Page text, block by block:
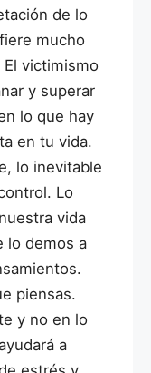
de lo
mucho
victimismo
y superar
lo que hay
en tu vida.
lo inevitable
Lo
vida
lo demos a
piensas.
y no en lo
a